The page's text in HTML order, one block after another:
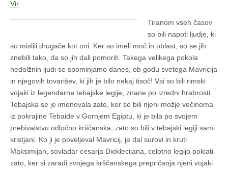
Vir
Tiranom vseh časov
so bili napoti ljudje, ki
so mislili drugače kot oni. Ker so imeli moč in oblast, so se jih
znebili tako, da so jih dali pomoriti. Takega velikega pokola
nedolžnih ljudi se spominjamo danes, ob godu svetega Mavricija
in njegovih tovarišev, ki jih je bilo nekaj tisoč! Vsi so bili rimski
vojaki iz legendarne tebajske legije, znane po izredni hrabrosti.
Tebajska se je imenovala zato, ker so bili njeni možje večinoma
iz pokrajine Tebaide v Gornjem Egiptu, ki je bila po svojem
prebivalstvu odločno krščanska, zato so bili v tebajski legiji sami
kristjani. Ko ji je poveljeval Mavricij, je dal surovi in kruti
Maksimijan, sovladar cesarja Dioklecijana, celotno legijo poklati
zato, ker si zaradi svojega krščanskega prepričanja njeni vojaki